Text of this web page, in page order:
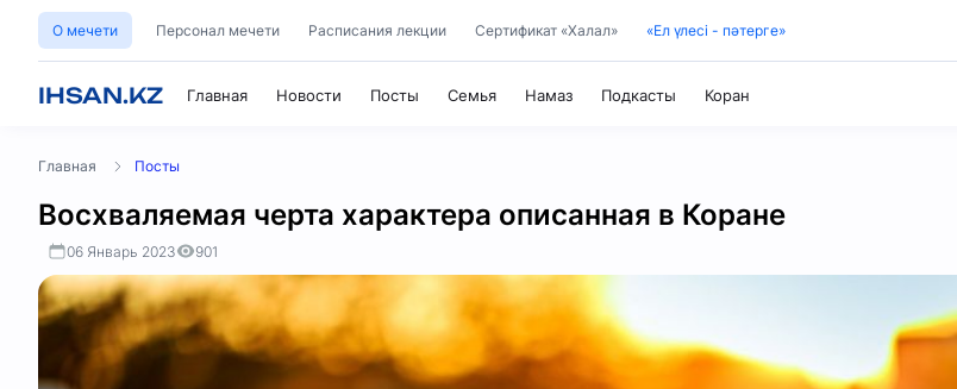
О мечети Персонал мечети Расписания лекции Сертификат «Халал» «Ел үлесі - пәтерге»
IHSAN.KZ Главная Новости Посты Семья Намаз Подкасты
Коран
Главная Посты
Восхваляемая черта характера описанная в Коране
06 Январь 2023 901